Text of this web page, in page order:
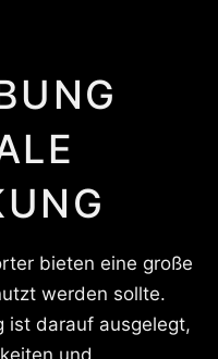
bieten eine große
werden sollte.
ist darauf ausgelegt,
und